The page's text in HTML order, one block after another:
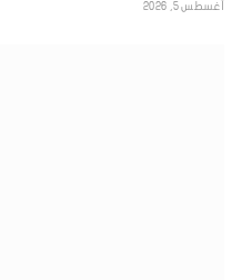
أغسطس 5, 2026